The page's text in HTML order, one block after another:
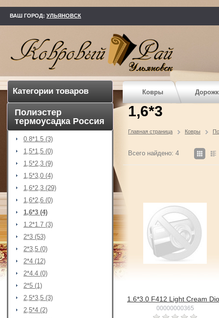
ВАШ ГОРОД: УЛЬЯНОВСК
Категории товаров Ковры
Полиэстер
термоусадка Россия
0.8*1.5 (3)
1,5*1,5 (0)
1,5*2,3 (9)
1,5*3,0 (4)
1,6*2,3 (29)
1,6*2,6 (0)
1,6*3 (4)
1.2*1.7 (3)
2*3 (53)
2*3,5 (0)
2*4 (12)
2*4.4 (0)
2*5 (1)
2,5*3,5 (3)
2,5*4 (2)
1,6*3
Главная страница Ковры
Всего найдено: 4
1.6*3.0 F412 Light Cream
00000000365